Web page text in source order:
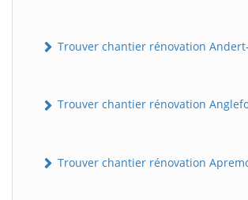
Trouver chantier rénovation
Trouver chantier rénovation
Trouver chantier rénovation